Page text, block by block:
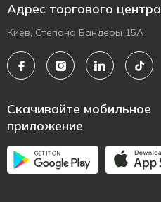
Адрес торгового центра
Киев, Степана Бандеры 15А
Скачивайте мобильное
приложение